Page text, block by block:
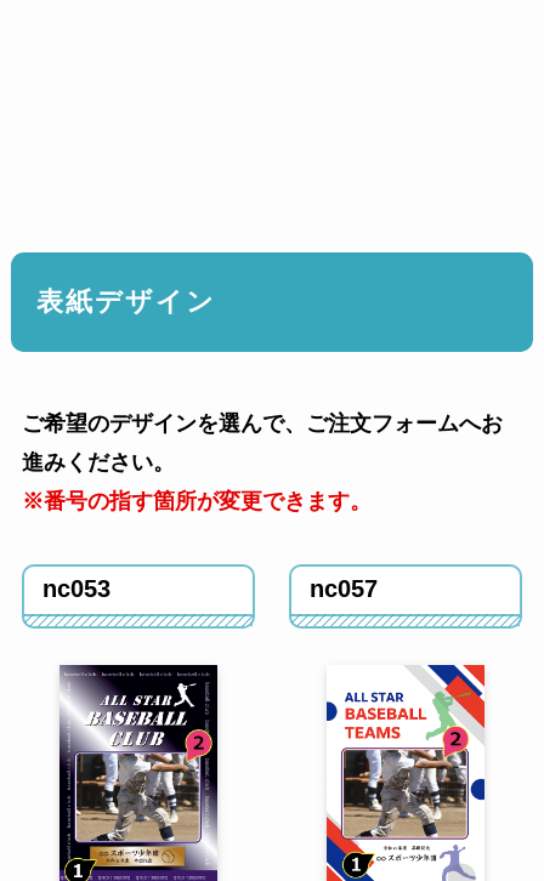
表紙デザイン
ご希望のデザインを選んで、ご注文フォームへお
進みください。
※番号の指す箇所が変更できます。
nc053 nc057